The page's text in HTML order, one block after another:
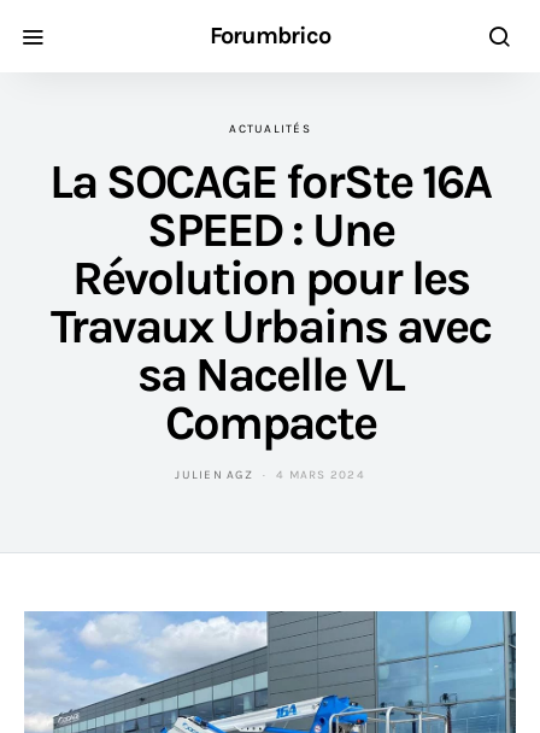
Forumbrico
ACTUALITÉS
La SOCAGE forSte 16A
SPEED : Une
Révolution pour les
Travaux Urbains avec
sa Nacelle VL
Compacte
JULIEN AGZ 4 MARS 2024